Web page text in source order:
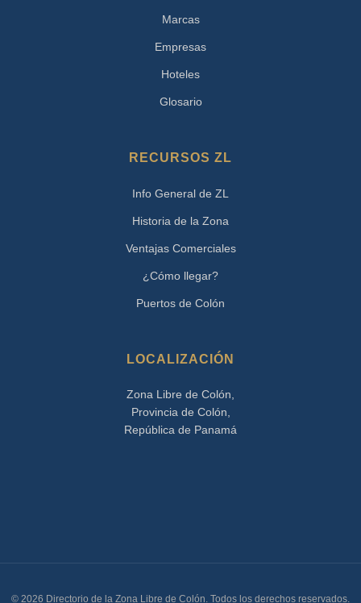
Marcas
Empresas
Hoteles
Glosario
RECURSOS ZL
Info General de ZL
Historia de la Zona
Ventajas Comerciales
¿Cómo llegar?
Puertos de Colón
LOCALIZACIÓN
Zona Libre de Colón,
Provincia de Colón,
República de Panamá
© 2026 Directorio de la Zona Libre de Colón. Todos los derechos reservados.